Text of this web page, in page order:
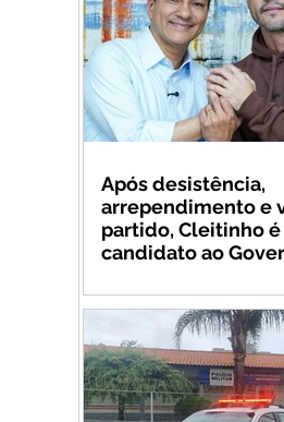
Após desistência,
arrependimento e
partido, Cleitinho é
candidato ao